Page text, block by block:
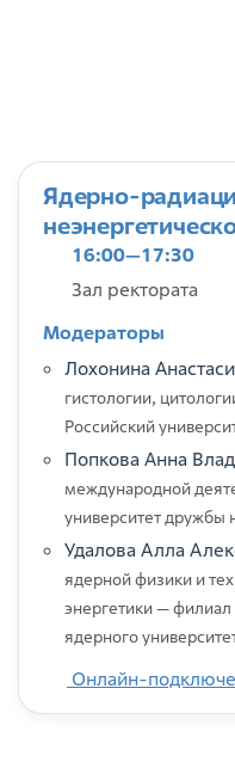
Ядерно-
16:00—17:30
Зал ректората
Модераторы
Лохонина
гистологии,
Российский
Попкова Анна
международной
университет
Удалова Алла
ядерной физики и
энергетики — филиал
ядерного
Онлайн-